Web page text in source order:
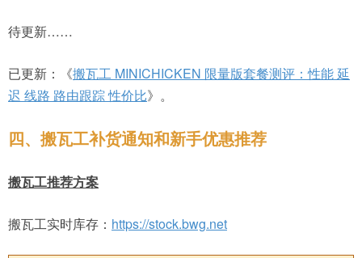
待更新……
已更新：《搬瓦工 MINICHICKEN 限量版套餐测评：性能 延
迟 线路 路由跟踪 性价比》。
四、搬瓦工补货通知和新手优惠推荐
搬瓦工推荐方案
搬瓦工实时库存： https://stock.bwg.net